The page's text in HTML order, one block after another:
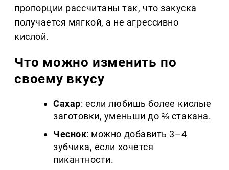
пропорции рассчитаны так, что закуска
получается мягкой, а не агрессивно
кислой.
Что можно изменить по
своему вкусу
Сахар: если любишь более кислые
заготовки, уменьши до ⅔ стакана.
Чеснок: можно добавить 3–4
зубчика, если хочется
пикантности.